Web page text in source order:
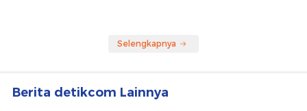
Selengkapnya
Berita detikcom Lainnya